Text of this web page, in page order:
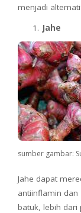
menjadi
Jahe
sumber gambar:
Jahe dapat
antiinflamin
batuk, lebih dari